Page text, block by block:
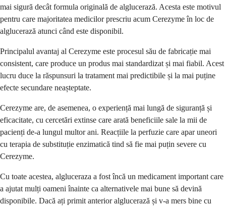
mai sigură decât formula originală de alglucerază. Acesta este motivul
pentru care majoritatea medicilor prescriu acum Cerezyme în loc de
alglucerază atunci când este disponibil.
Principalul avantaj al Cerezyme este procesul său de fabricație mai
consistent, care produce un produs mai standardizat și mai fiabil. Acest
lucru duce la răspunsuri la tratament mai predictibile și la mai puține
efecte secundare neașteptate.
Cerezyme are, de asemenea, o experiență mai lungă de siguranță și
eficacitate, cu cercetări extinse care arată beneficiile sale la mii de
pacienți de-a lungul multor ani. Reacțiile la perfuzie care apar uneori
cu terapia de substituție enzimatică tind să fie mai puțin severe cu
Cerezyme.
Cu toate acestea, algluceraza a fost încă un medicament important care
a ajutat mulți oameni înainte ca alternativele mai bune să devină
disponibile. Dacă ați primit anterior alglucerază și v-a mers bine cu